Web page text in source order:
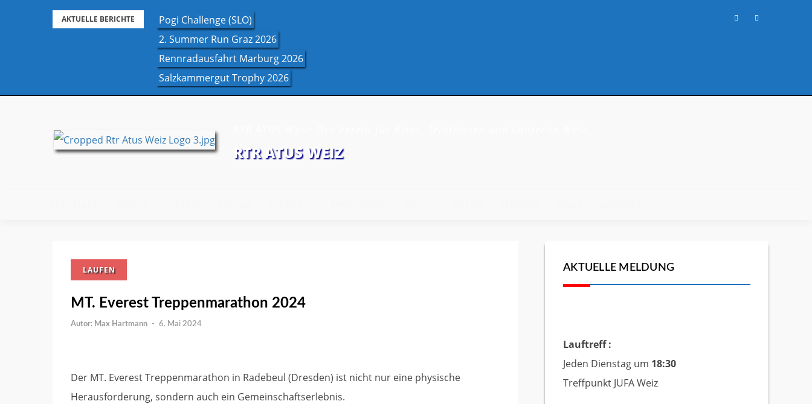
AKTUELLE BERICHTE
Pogi Challenge (SLO)
2. Summer Run Graz 2026
Rennradausfahrt Marburg 2026
Salzkammergut Trophy 2026
RTR ATUS WEIZ
LAUFEN
MT. Everest Treppenmarathon 2024
Max Hartmann - 6. Mai 2024
Der MT. Everest Treppenmarathon in Radebeul (Dresden) ist nicht nur eine physische
Herausforderung, sondern auch ein Gemeinschaftserlebnis.
AKTUELLE MELDUNG
Lauftreff :
Jeden Dienstag um 18:30
Treffpunkt JUFA Weiz